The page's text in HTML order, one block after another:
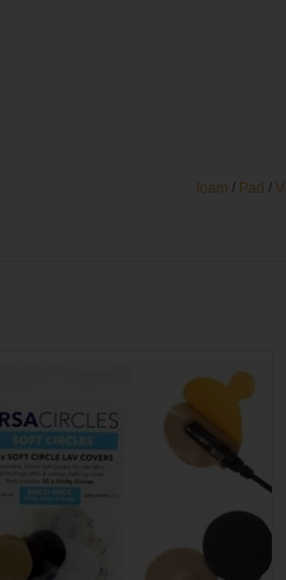
foam / Pad /
Reduzierung von Wind- und
- Multi Pack (15 Stück)
ZUM WARENKORB HINZUFÜGEN